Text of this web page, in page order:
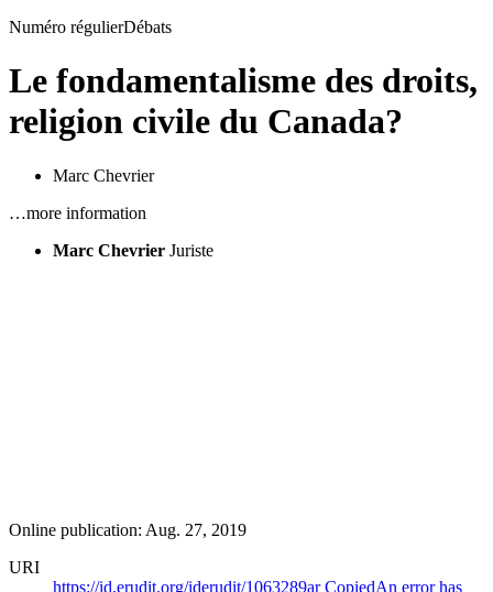
Numéro régulierDébats
Le fondamentalisme des droits,
religion civile du Canada?
Marc Chevrier
…more information
Marc Chevrier Juriste
Online publication: Aug. 27, 2019
URI
https://id.erudit.org/iderudit/1063289arCopiedAn error has